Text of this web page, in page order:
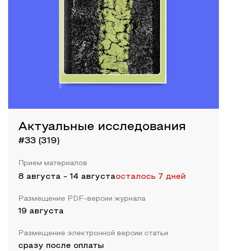
Актуальные исследования
#33 (319)
Прием материалов
8 августа - 14 августаосталось 7 дней
Размещение PDF-версии журнала
19 августа
Размещение электронной версии статьи
сразу после оплаты